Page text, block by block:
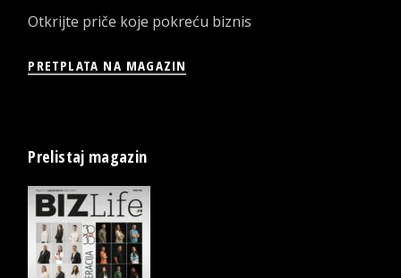
Otkrijte priče koje pokreću biznis
PRETPLATA NA MAGAZIN
Prelistaj magazin